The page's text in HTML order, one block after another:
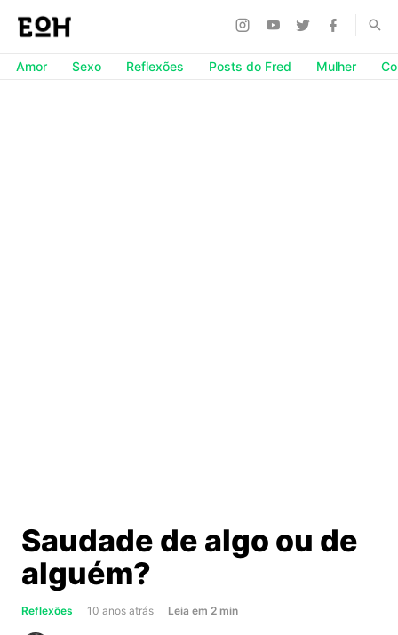
Amor Sexo Reflexões Posts do Fred Mulher
Saudade de algo ou de
alguém?
Reflexões 10 anos atrás Leia about
em 2 min